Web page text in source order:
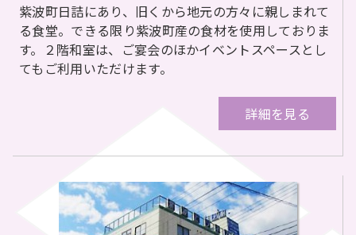
紫波町日詰にあり、旧くから地元の方々に親しまれて
る食堂。できる限り紫波町産の食材を使用しておりま
す。２階和室は、ご宴会のほかイベントスペースとし
てもご利用いただけます。
詳細を見る